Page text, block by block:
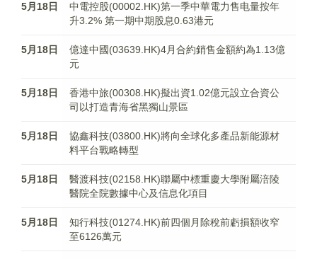
5月18日
中電控股(00002.HK)第一季中華電力售电量按年
升3.2% 第一期中期股息0.63港元
5月18日
億達中國(03639.HK)4月合約銷售金額約為1.13億
元
5月18日
香港中旅(00308.HK)擬出資1.02億元設立合資公
司以打造青海省黑獨山景區
5月18日
協鑫科技(03800.HK)將向全球化多產品新能源材
料平台戰略轉型
5月18日
醫渡科技(02158.HK)​聯屬中標重慶大學附屬涪陵
醫院全院數據中心及信息化項目
5月18日
知行科技(01274.HK)前四個月除稅前虧損額收窄
至6126萬元